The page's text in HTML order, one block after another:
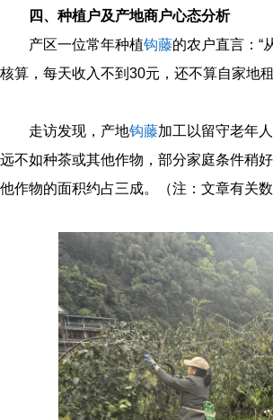
四、种植户及产地商户心态分析
产区一位常年种植钩藤的农户直言：“
核算，每天收入不到30元，还不算自家地
走访发现，产地钩藤加工以留守老年
远不如种茶或其他作物，部分家庭条件稍
他作物的面积约占三成。（注：文章有关